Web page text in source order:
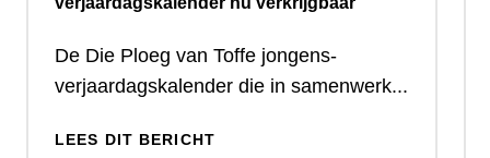
De Die Ploeg van Toffe jongens-
verjaardagskalender die in samenwerk...
LEES DIT BERICHT